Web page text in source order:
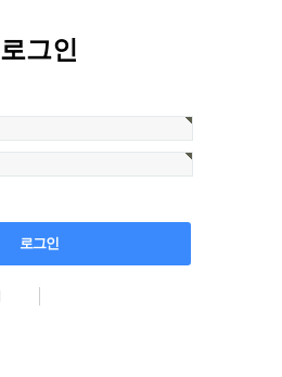
로그인
로그인